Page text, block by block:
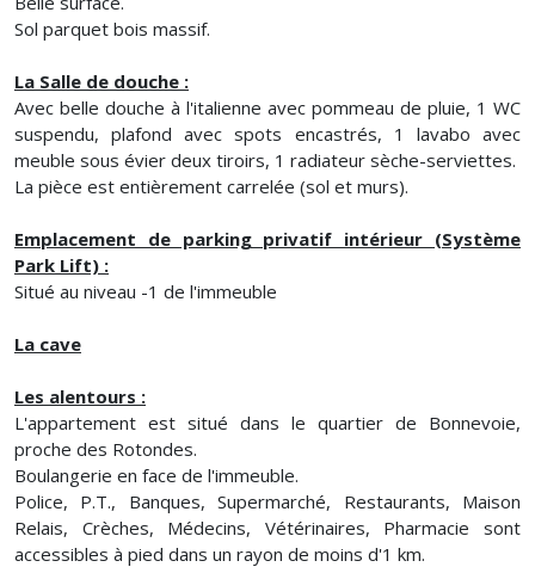
Sol parquet bois massif.
La Salle de douche :
Avec belle douche à l'italienne avec pommeau de pluie, 1 WC
suspendu, plafond avec spots encastrés, 1 lavabo avec
meuble sous évier deux tiroirs, 1 radiateur sèche-serviettes.
La pièce est entièrement carrelée (sol et murs).
Emplacement de parking privatif intérieur (Système
Park Lift) :
Situé au niveau -1 de l'immeuble
La cave
Les alentours :
L'appartement est situé dans le quartier de Bonnevoie,
proche des Rotondes.
Boulangerie en face de l'immeuble.
Police, P.T., Banques, Supermarché, Restaurants, Maison
Relais, Crèches, Médecins, Vétérinaires, Pharmacie sont
accessibles à pied dans un rayon de moins d'1 km.